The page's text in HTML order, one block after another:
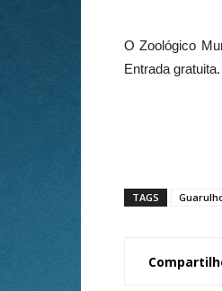
O Zoológico
Entrada gratuita.
TAGS